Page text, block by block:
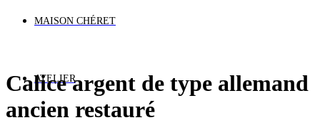
MAISON CHÉRET
ATELIER
Calice argent de type allemand
ancien restauré